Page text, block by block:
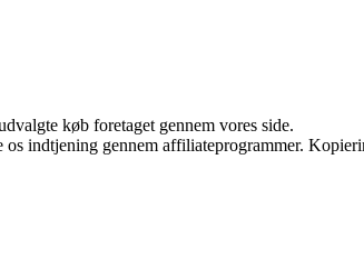
køb foretaget gennem vores side.
indtjening gennem affiliateprogrammer.